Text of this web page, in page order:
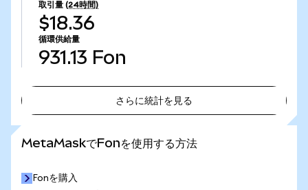
取引量 (24時間)
$18.36
循環供給量
931.13 Fon
さらに統計を見る
MetaMaskでFonを使用する方法
Fonを購入